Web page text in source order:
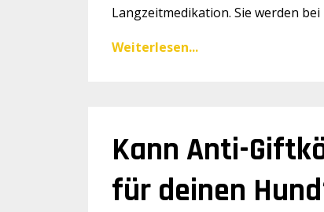
Langzeitmedikation. Sie werden bei
Weiterlesen...
Kann Anti-
für deinen